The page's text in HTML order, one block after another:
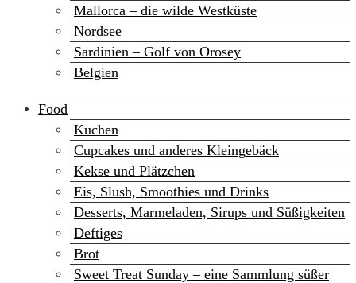
Mallorca – die wilde Westküste
Nordsee
Sardinien – Golf von Orosey
Belgien
Food
Kuchen
Cupcakes und anderes Kleingebäck
Kekse und Plätzchen
Eis, Slush, Smoothies und Drinks
Desserts, Marmeladen, Sirups und Süßigkeiten
Deftiges
Brot
Sweet Treat Sunday – eine Sammlung süßer